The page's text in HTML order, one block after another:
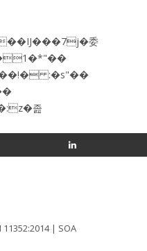
11352:2014 | SOA